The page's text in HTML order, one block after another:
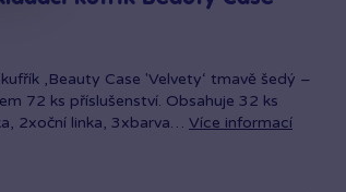
‚Beauty Case 'Velvety‘ tmavě šedý –
72 ks příslušenství. Obsahuje 32 ks
2xoční linka, 3xbarva… Více informací